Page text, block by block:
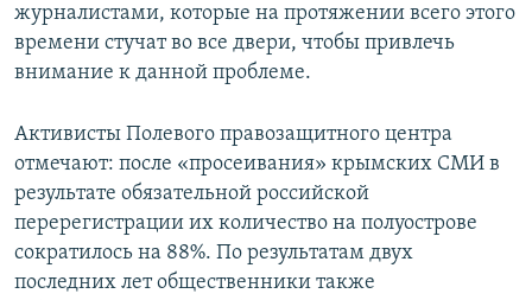
журналистами, которые на протяжении всего этого
времени стучат во все двери, чтобы привлечь
внимание к данной проблеме.
Активисты Полевого правозащитного центра
отмечают: после «просеивания» крымских СМИ в
результате обязательной российской
перерегистрации их количество на полуострове
сократилось на 88%. По результатам двух
последних лет общественники также